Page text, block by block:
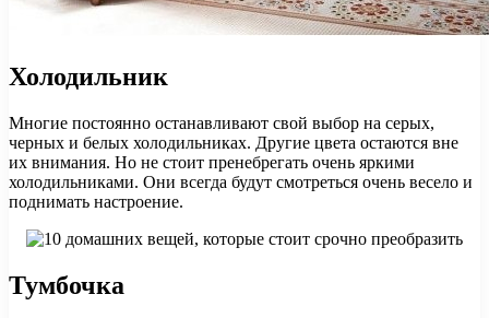
Холодильник
Многие постоянно останавливают свой выбор на серых,
черных и белых холодильниках. Другие цвета остаются вне
их внимания. Но не стоит пренебрегать очень яркими
холодильниками. Они всегда будут смотреться очень весело и
поднимать настроение.
Тумбочка